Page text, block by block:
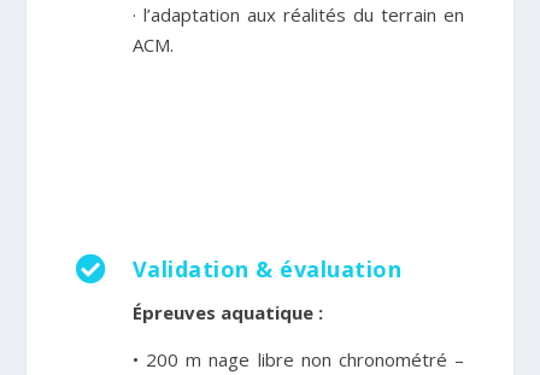
· l’adaptation aux réalités du terrain en
ACM.
 Validation & évaluation
Épreuves aquatique :
• 200 m nage libre non chronométré –